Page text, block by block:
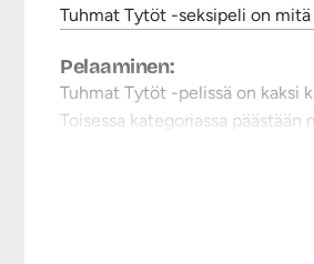
Tuhmat Tytöt -seksipeli on
Pelaaminen:
Tuhmat Tytöt -pelissä on kaksi
Toisessa kategoriassa
Pelin keston voi peliporukka